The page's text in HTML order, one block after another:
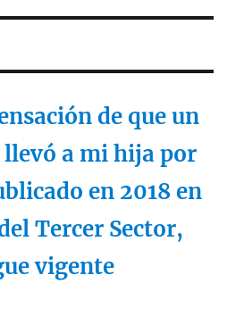
de que un
llevó a mi hija por
en 2018 en
Tercer Sector,
vigente